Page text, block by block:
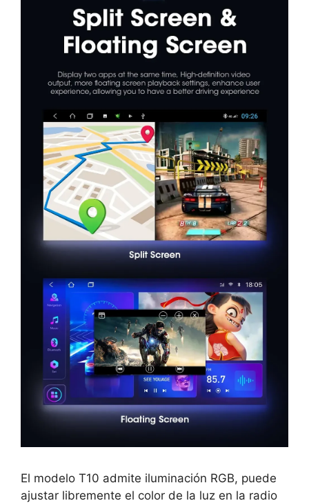
El modelo T10 admite iluminación RGB, puede
ajustar libremente el color de la luz en la radio